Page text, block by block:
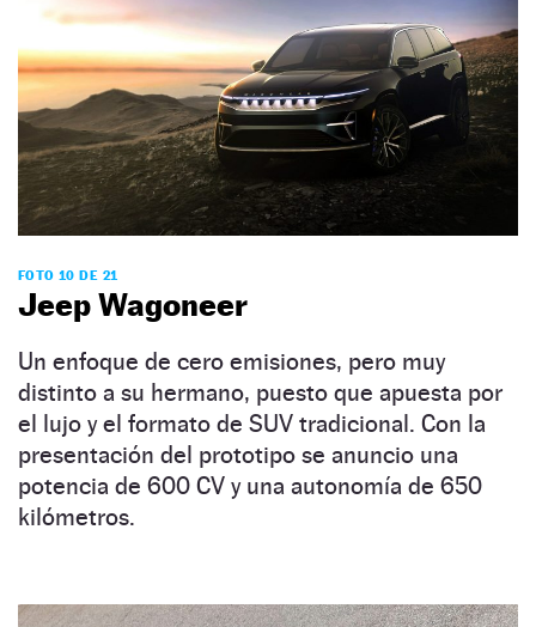
FOTO 10 DE 21
Jeep Wagoneer
Un enfoque de cero emisiones, pero muy
distinto a su hermano, puesto que apuesta por
el lujo y el formato de SUV tradicional. Con la
presentación del prototipo se anuncio una
potencia de 600 CV y una autonomía de 650
kilómetros.